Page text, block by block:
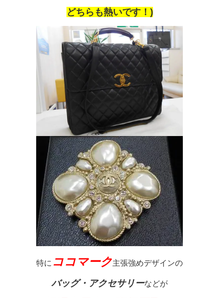
どちらも熱いです！)
特に ココマーク主張強めデザインの
バッグ・アクセサリーなどが